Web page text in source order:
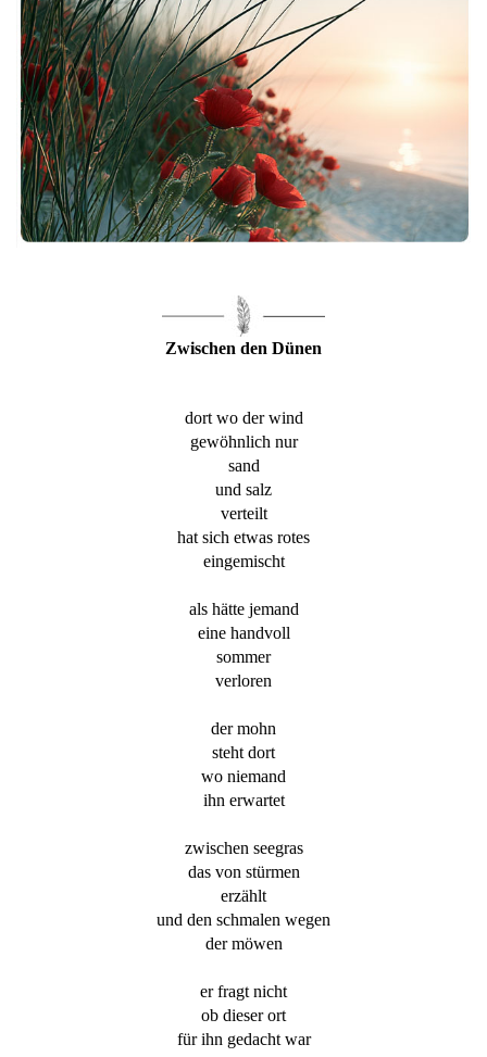
Zwischen den Dünen
dort wo der wind
gewöhnlich nur
sand
und salz
verteilt
hat sich etwas rotes
eingemischt
als hätte jemand
eine handvoll
sommer
verloren
der mohn
steht dort
wo niemand
ihn erwartet
zwischen seegras
das von stürmen
erzählt
und den schmalen wegen
der möwen
er fragt nicht
ob dieser ort
für ihn gedacht war